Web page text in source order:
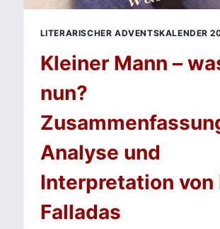
LITERARISCHER ADVENTSKALENDER
Kleiner Mann –
nun?
Analyse und
Interpretation von
Falladas